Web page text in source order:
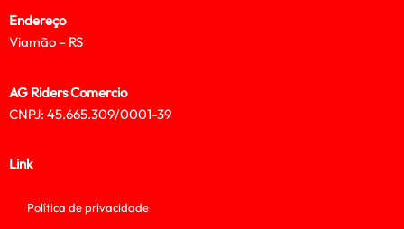
Endereço
Viamão – RS
AG Riders Comercio
CNPJ: 45.665.309/0001-39
Link
Política de privacidade